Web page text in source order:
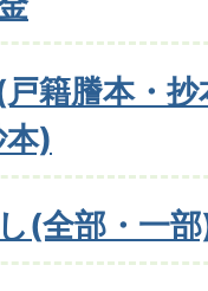
籍謄本・
)
(全部・一